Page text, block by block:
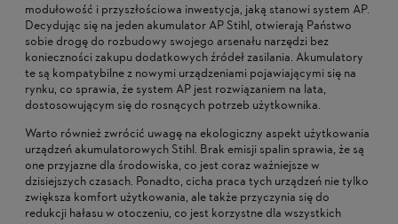
modułowość i przyszłościowa inwestycja, jaką stanowi system AP.
Decydując się na jeden akumulator AP Stihl, otwierają Państwo
sobie drogę do rozbudowy swojego arsenału narzędzi bez
konieczności zakupu dodatkowych źródeł zasilania. Akumulatory
te są kompatybilne z nowymi urządzeniami pojawiającymi się na
rynku, co sprawia, że system AP jest rozwiązaniem na lata,
dostosowującym się do rosnących potrzeb użytkownika.
Warto również zwrócić uwagę na ekologiczny aspekt użytkowania
urządzeń akumulatorowych Stihl. Brak emisji spalin sprawia, że są
one przyjazne dla środowiska, co jest coraz ważniejsze w
dzisiejszych czasach. Ponadto, cicha praca tych urządzeń nie tylko
zwiększa komfort użytkowania, ale także przyczynia się do
redukcji hałasu w otoczeniu, co jest korzystne dla wszystkich